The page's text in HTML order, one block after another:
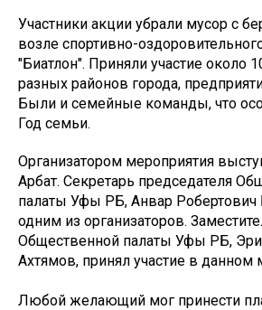
Участники акции убрали мусор с
возле спортивно-
"Биатлон". Приняли участие около
разных районов города,
Были и семейные команды, что
Год семьи.
Организатором мероприятия
Арбат. Секретарь председателя
палаты Уфы РБ, Анвар
одним из организаторов.
Общественной палаты Уфы РБ,
Ахтямов, принял участие в данном
Любой желающий мог принести